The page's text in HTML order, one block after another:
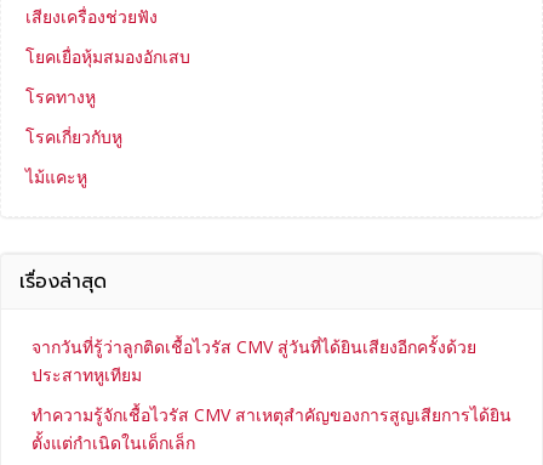
เสียงเครื่องช่วยฟัง
โยคเยื่อหุ้มสมองอักเสบ
โรคทางหู
โรคเกี่ยวกับหู
ไม้แคะหู
เรื่องล่าสุด
จากวันที่รู้ว่าลูกติดเชื้อไวรัส CMV สู่วันที่ได้ยินเสียงอีกครั้งด้วย
ประสาทหูเทียม
ทำความรู้จักเชื้อไวรัส CMV สาเหตุสำคัญของการสูญเสียการได้ยิน
ตั้งแต่กำเนิดในเด็กเล็ก